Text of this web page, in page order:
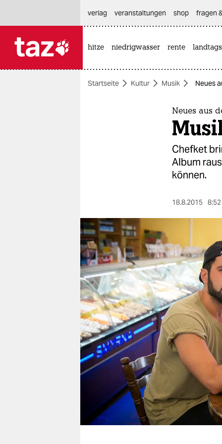
themen
berlin
nord
wahrheit
verlag
verlag
veranstaltungen
shop
fragen & hilfe
unterstützen
abo
genossenschaft
verlag
veranstaltungen shop fragen
hitze niedrigwasser rente
Startseite Kultur Musik Neues
Neues aus
Chefket
Album
können.
18.8.2015